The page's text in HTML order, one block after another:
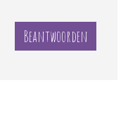
Beantwoorden